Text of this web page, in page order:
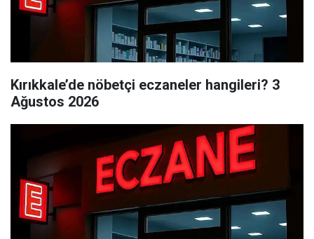
Kırıkkale’de nöbetçi eczaneler hangileri? 3
Ağustos 2026